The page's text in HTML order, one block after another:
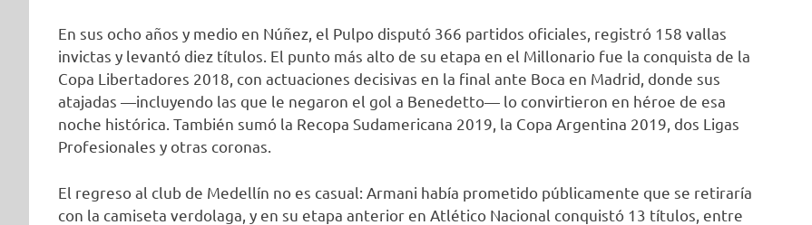
En sus ocho años y medio en Núñez, el Pulpo disputó 366 partidos oficiales, registró 158 vallas
invictas y levantó diez títulos. El punto más alto de su etapa en el Millonario fue la conquista de la
Copa Libertadores 2018, con actuaciones decisivas en la final ante Boca en Madrid, donde sus
atajadas —incluyendo las que le negaron el gol a Benedetto— lo convirtieron en héroe de esa
noche histórica. También sumó la Recopa Sudamericana 2019, la Copa Argentina 2019, dos Ligas
Profesionales y otras coronas.
El regreso al club de Medellín no es casual: Armani había prometido públicamente que se retiraría
con la camiseta verdolaga, y en su etapa anterior en Atlético Nacional conquistó 13 títulos, entre